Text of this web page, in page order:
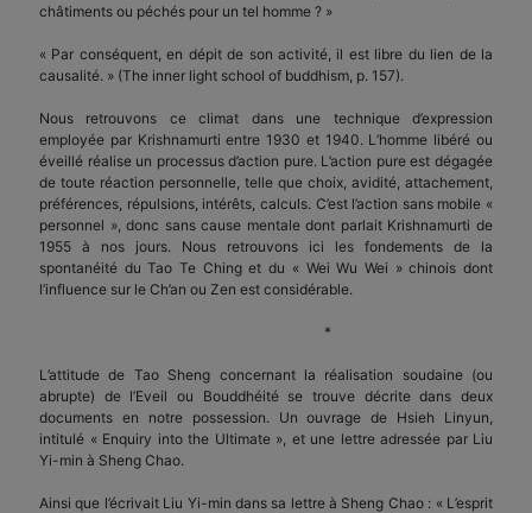
châtiments ou péchés pour un tel homme ? »
« Par conséquent, en dépit de son activité, il est libre du lien de la
causalité. » (The inner light school of buddhism, p. 157).
Nous retrouvons ce climat dans une technique d’expression
employée par Krishnamurti entre 1930 et 1940. L’homme libéré ou
éveillé réalise un processus d’action pure. L’action pure est dégagée
de toute réaction personnelle, telle que choix, avidité, attachement,
préférences, répulsions, intérêts, calculs. C’est l’action sans mobile «
personnel », donc sans cause mentale dont parlait Krishnamurti de
1955 à nos jours. Nous retrouvons ici les fondements de la
spontanéité du Tao Te Ching et du « Wei Wu Wei » chinois dont
l’influence sur le Ch’an ou Zen est considérable.
*
L’attitude de Tao Sheng concernant la réalisation soudaine (ou
abrupte) de l’Eveil ou Bouddhéité se trouve décrite dans deux
documents en notre possession. Un ouvrage de Hsieh Linyun,
intitulé « Enquiry into the Ultimate », et une lettre adressée par Liu
Yi-min à Sheng Chao.
Ainsi que l’écrivait Liu Yi-min dans sa lettre à Sheng Chao : « L’esprit